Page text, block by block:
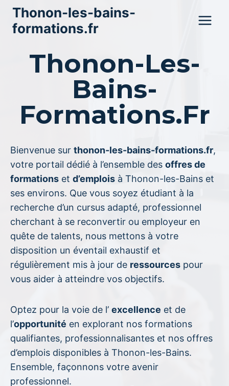
Aller
contenu
Thonon-les-bains-
formations.fr
Thonon-Les-
Bains-
Formations.fr
Bienvenue sur thonon-les-bains-formations.fr,
votre portail dédié à l’ensemble des offres de
formations et d’emplois à Thonon-les-Bains et
ses environs. Que vous soyez étudiant à la
recherche d’un cursus adapté, professionnel
cherchant à se reconvertir ou employeur en
quête de talents, nous mettons à votre
disposition un éventail exhaustif et
régulièrement mis à jour de ressources pour
vous aider à atteindre vos objectifs.
Optez pour la voie de l’ excellence et de
l’opportunité en explorant nos formations
qualifiantes, professionnalisantes et nos offres
d’emplois disponibles à Thonon-les-Bains.
Ensemble, façonnons votre avenir
professionnel.